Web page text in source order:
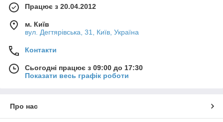
Працює з 20.04.2012
м. Київ
вул. Дегтярівська, 31, Київ, Україна
Контакти
Сьогодні працює з 09:00 до 17:30
Показати весь графік роботи
Про нас